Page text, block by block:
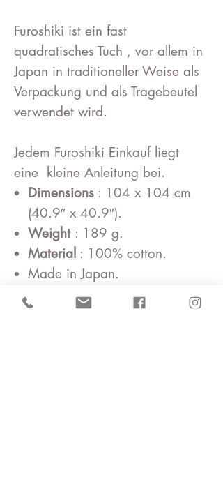
Furoshiki ist ein fast
quadratisches Tuch , vor allem in
Japan in traditioneller Weise als
Verpackung und als Tragebeutel
verwendet wird.
Jedem Furoshiki Einkauf liegt
eine kleine Anleitung bei.
Dimensions : 104 x 104 cm
(40.9″ x 40.9″).
Weight : 189 g.
Material : 100% cotton.
Made in Japan.
Bag etc..